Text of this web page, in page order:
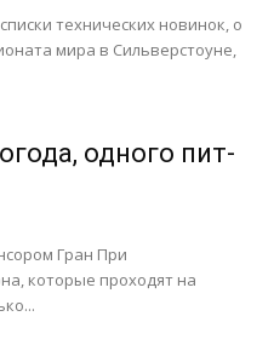
технических новинок, о
мира в Сильверстоуне,
одного пит-
Гран При
которые проходят на